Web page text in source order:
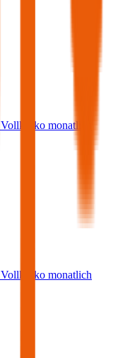
Vollkasko monatlich
Vollkasko monatlich